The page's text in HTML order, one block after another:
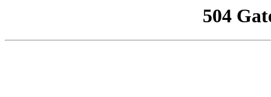
504